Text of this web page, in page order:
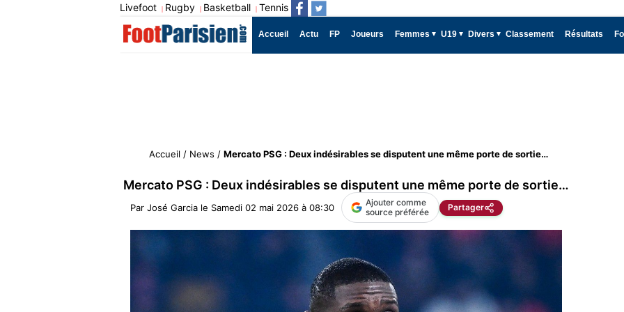
Livefoot | Rugby | Basketball | Tennis
Accueil Actu FP Joueurs Femmes U19 Divers Classement Résultats
Accueil / News / Mercato PSG : Deux indésirables se disputent une même porte de sortie…
Mercato PSG : Deux indésirables se disputent une même porte de sortie…
Par José Garcia le Samedi 02 mai 2026 à 08:30
Ajouter comme
source préférée
Partager